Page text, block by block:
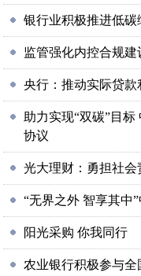
银行业积极推进低碳
监管强化内控合规
央行：推动实际贷
助力实现“双碳”目
协议
光大理财：勇担社会
“无界之外 智享其中
阳光采购 你我同行
农业银行积极参与